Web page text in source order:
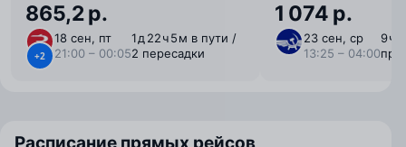
865,2 р.
+2
18 сен, пт
21:00 – 00:05
1 ⁠д 22 ⁠ч 5 ⁠м в пути /
2 пересадки
1 074 р.
23 сен, ср
13:25 – 04:00
9 ⁠ч